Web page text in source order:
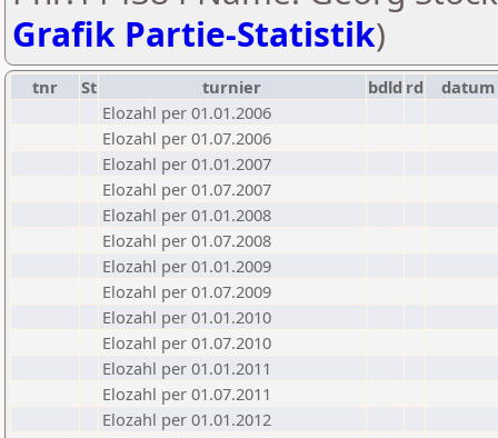
Grafik Partie-Statistik)
tnr St turnier bdld rd
datum
Elozahl per 01.01.2006
Elozahl per 01.07.2006
Elozahl per 01.01.2007
Elozahl per 01.07.2007
Elozahl per 01.01.2008
Elozahl per 01.07.2008
Elozahl per 01.01.2009
Elozahl per 01.07.2009
Elozahl per 01.01.2010
Elozahl per 01.07.2010
Elozahl per 01.01.2011
Elozahl per 01.07.2011
Elozahl per 01.01.2012